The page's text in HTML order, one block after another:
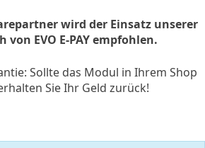
wird der Einsatz unserer
EVO E-PAY empfohlen.
Sollte das Modul in Ihrem Shop
Sie Ihr Geld zurück!